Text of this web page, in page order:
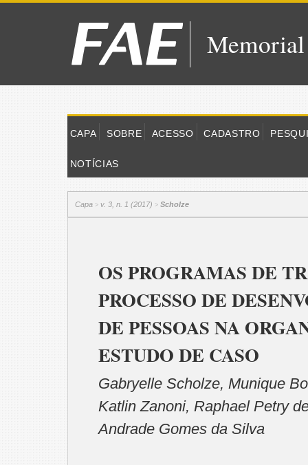
Memorial
CAPA SOBRE ACESSO CADASTRO
NOTÍCIAS
Capa > v. 3, n. 1 (2017) > Scholze
OS PROGRAMAS DE
PROCESSO DE
DE PESSOAS NA
ESTUDO DE CASO
Gabryelle Scholze, Munique
Katlin Zanoni, Raphael Petry
Andrade Gomes da Silva